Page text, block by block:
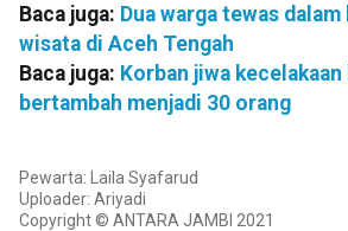
Baca juga: Dua warga tewas
wisata di Aceh Tengah
Baca juga: Korban jiwa
bertambah menjadi 30 orang
Pewarta: Laila Syafarud
Uploader: Ariyadi
Copyright © ANTARA JAMBI 2021